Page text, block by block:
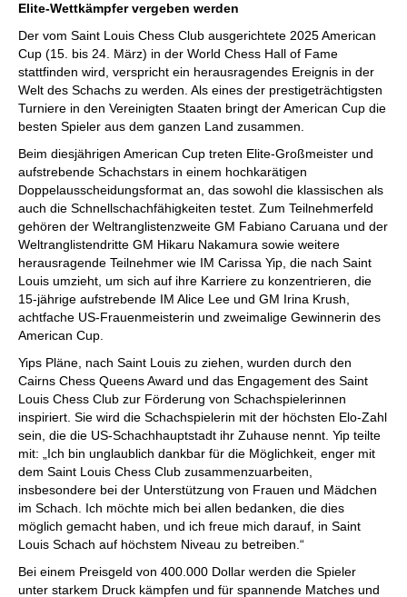
Elite-Wettkämpfer vergeben werden
Der vom Saint Louis Chess Club ausgerichtete 2025 American
Cup (15. bis 24. März) in der World Chess Hall of Fame
stattfinden wird, verspricht ein herausragendes Ereignis in der
Welt des Schachs zu werden. Als eines der prestigeträchtigsten
Turniere in den Vereinigten Staaten bringt der American Cup die
besten Spieler aus dem ganzen Land zusammen.
Beim diesjährigen American Cup treten Elite-Großmeister und
aufstrebende Schachstars in einem hochkarätigen
Doppelausscheidungsformat an, das sowohl die klassischen als
auch die Schnellschachfähigkeiten testet. Zum Teilnehmerfeld
gehören der Weltranglistenzweite GM Fabiano Caruana und der
Weltranglistendritte GM Hikaru Nakamura sowie weitere
herausragende Teilnehmer wie IM Carissa Yip, die nach Saint
Louis umzieht, um sich auf ihre Karriere zu konzentrieren, die
15-jährige aufstrebende IM Alice Lee und GM Irina Krush,
achtfache US-Frauenmeisterin und zweimalige Gewinnerin des
American Cup.
Yips Pläne, nach Saint Louis zu ziehen, wurden durch den
Cairns Chess Queens Award und das Engagement des Saint
Louis Chess Club zur Förderung von Schachspielerinnen
inspiriert. Sie wird die Schachspielerin mit der höchsten Elo-Zahl
sein, die die US-Schachhauptstadt ihr Zuhause nennt. Yip teilte
mit: „Ich bin unglaublich dankbar für die Möglichkeit, enger mit
dem Saint Louis Chess Club zusammenzuarbeiten,
insbesondere bei der Unterstützung von Frauen und Mädchen
im Schach. Ich möchte mich bei allen bedanken, die dies
möglich gemacht haben, und ich freue mich darauf, in Saint
Louis Schach auf höchstem Niveau zu betreiben.“
Bei einem Preisgeld von 400.000 Dollar werden die Spieler
unter starkem Druck kämpfen und für spannende Matches und